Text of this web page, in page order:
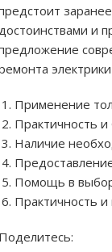
и
Применение
Практичность
Наличие
Помощь в
Практичность
Поделитесь: